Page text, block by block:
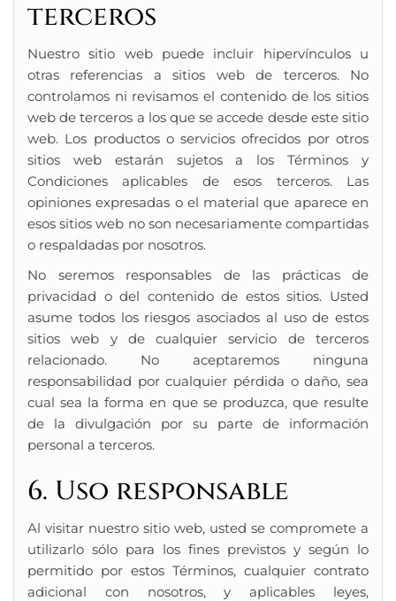
terceros
Nuestro sitio web puede incluir hipervínculos u
otras referencias a sitios web de terceros. No
controlamos ni revisamos el contenido de los sitios
web de terceros a los que se accede desde este sitio
web. Los productos o servicios ofrecidos por otros
sitios web estarán sujetos a los Términos y
Condiciones aplicables de esos terceros. Las
opiniones expresadas o el material que aparece en
esos sitios web no son necesariamente compartidas
o respaldadas por nosotros.
No seremos responsables de las prácticas de
privacidad o del contenido de estos sitios. Usted
asume todos los riesgos asociados al uso de estos
sitios web y de cualquier servicio de terceros
relacionado. No aceptaremos ninguna
responsabilidad por cualquier pérdida o daño, sea
cual sea la forma en que se produzca, que resulte
de la divulgación por su parte de información
personal a terceros.
6. Uso responsable
Al visitar nuestro sitio web, usted se compromete a
utilizarlo sólo para los fines previstos y según lo
permitido por estos Términos, cualquier contrato
adicional con nosotros, y aplicables leyes,